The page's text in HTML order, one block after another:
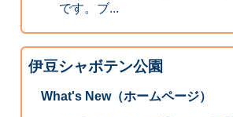
です。ブ...
伊豆シャボテン公園
What's New（ホームページ）